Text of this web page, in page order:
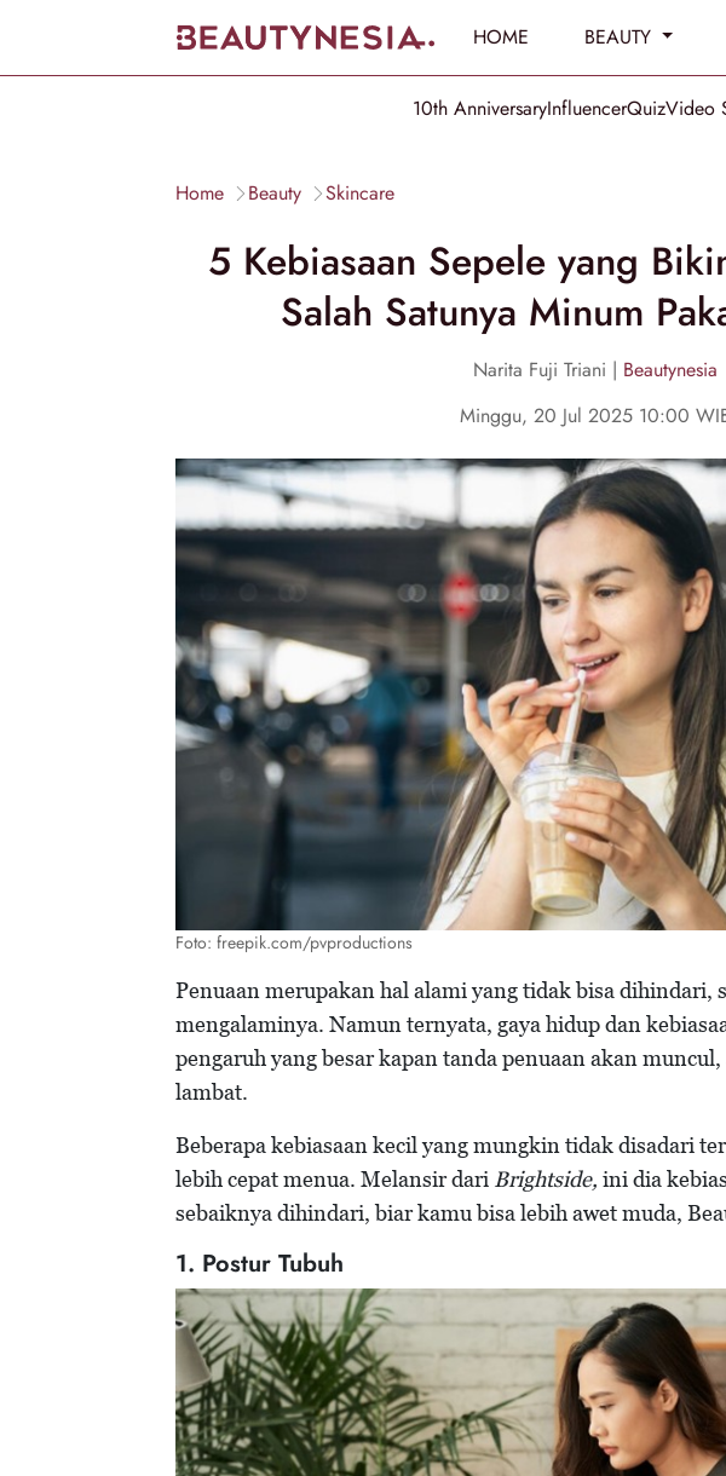
HOME BEAUTY
10th AnniversaryInfluencerQuizVideo
Home Beauty Skincare
5 Kebiasaan Sepele yang
Salah Satunya Minum
Narita Fuji Triani | Beautynesia
Minggu, 20 Jul 2025 10:00
Foto: freepik.com/pvproductions
Penuaan merupakan hal alami yang tidak bisa dihindari,
mengalaminya. Namun ternyata, gaya hidup dan
pengaruh yang besar kapan tanda penuaan akan
lambat.
Beberapa kebiasaan kecil yang mungkin tidak disadari
lebih cepat menua. Melansir dari Brightside, ini dia
sebaiknya dihindari, biar kamu bisa lebih awet muda,
1. Postur Tubuh